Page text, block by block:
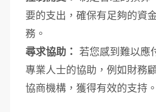
要的支出，確保有足夠的資
務。
尋求協助：
若您感到難以應
專業人士的協助，例如財務
協商機構，獲得有效的支持。